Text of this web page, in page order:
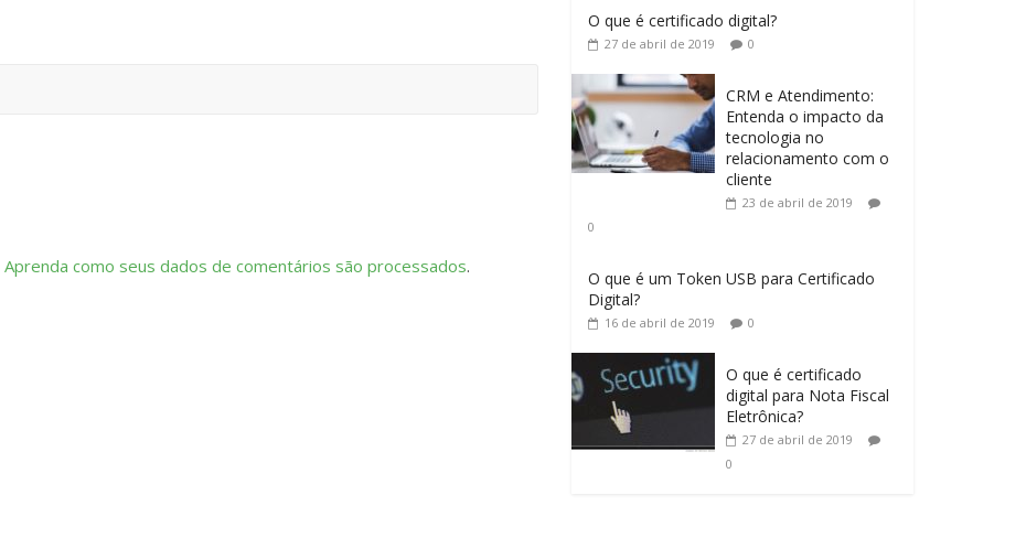
Aprenda como seus dados de comentários são processados.
O que é certificado digital?
27 de abril de 2019 0
CRM e Atendimento:
Entenda o impacto da
tecnologia no
relacionamento com o
cliente
23 de abril de 2019
0
O que é um Token USB para Certificado
Digital?
16 de abril de 2019 0
O que é certificado
digital para Nota Fiscal
Eletrônica?
27 de abril de 2019
0